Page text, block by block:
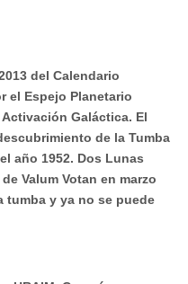
del Calendario
el Espejo Planetario
Galáctica. El
de la Tumba
año 1952. Dos Lunas
Valum Votan en marzo
tumba y ya no se puede